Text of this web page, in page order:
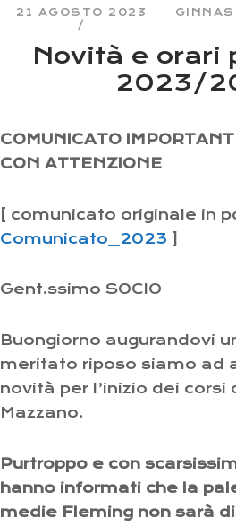
21 AGOSTO 2023
Novità e orari
2023/
COMUNICATO
CON ATTENZIONE
[ comunicato originale in
Comunicato_2023 ]
Gent.ssimo SOCIO
Buongiorno augurandovi
meritato riposo siamo ad
novità per l’inizio dei corsi
Mazzano.
Purtroppo e con
hanno informati che la
medie Fleming non sarà